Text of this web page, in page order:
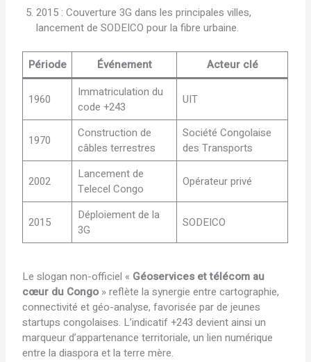
2015 : Couverture 3G dans les principales villes,
lancement de SODEICO pour la fibre urbaine.
Période Événement Acteur clé
1960
Immatriculation du
code +243
UIT
1970
Construction de
câbles terrestres
Société Congolaise
des Transports
2002
Lancement de
Telecel Congo
Opérateur privé
2015
Déploiement de la
3G
SODEICO
Le slogan non-officiel « Géoservices et télécom au
cœur du Congo» reflète la synergie entre cartographie,
connectivité et géo-analyse, favorisée par de jeunes
startups congolaises. L’indicatif +243 devient ainsi un
marqueur d’appartenance territoriale, un lien numérique
entre la diaspora et la terre mère.